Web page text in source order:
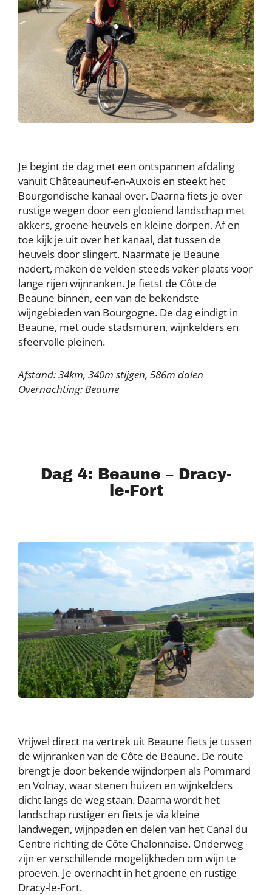
Je begint de dag met een ontspannen afdaling
vanuit Châteauneuf-en-Auxois en steekt het
Bourgondische kanaal over. Daarna fiets je over
rustige wegen door een glooiend landschap met
akkers, groene heuvels en kleine dorpen. Af en
toe kijk je uit over het kanaal, dat tussen de
heuvels door slingert. Naarmate je Beaune
nadert, maken de velden steeds vaker plaats voor
lange rijen wijnranken. Je fietst de Côte de
Beaune binnen, een van de bekendste
wijngebieden van Bourgogne. De dag eindigt in
Beaune, met oude stadsmuren, wijnkelders en
sfeervolle pleinen.
Afstand: 34km, 340m stijgen, 586m dalen
Overnachting: Beaune
Dag 4: Beaune – Dracy-
le-Fort
Vrijwel direct na vertrek uit Beaune fiets je tussen
de wijnranken van de Côte de Beaune. De route
brengt je door bekende wijndorpen als Pommard
en Volnay, waar stenen huizen en wijnkelders
dicht langs de weg staan. Daarna wordt het
landschap rustiger en fiets je via kleine
landwegen, wijnpaden en delen van het Canal du
Centre richting de Côte Chalonnaise. Onderweg
zijn er verschillende mogelijkheden om wijn te
proeven. Je overnacht in het groene en rustige
Dracy-le-Fort.